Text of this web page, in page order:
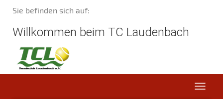
Sie befinden sich auf:
Willkommen beim TC Laudenbach